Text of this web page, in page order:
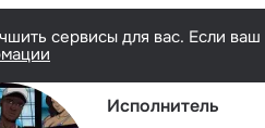
сервисы для вас. Если
Исполнитель